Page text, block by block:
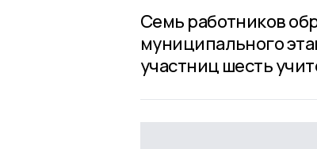
Семь работников
муниципального
участниц шесть